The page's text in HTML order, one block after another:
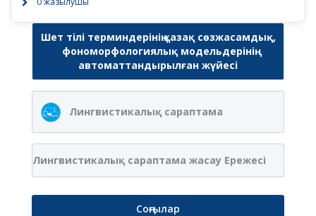
Шет тілі терминдерінің қазақ сөзжасамдық,
фономорфологиялық модельдерінің
автоматтандырылған жүйесі
Лингвистикалық сараптама
Лингвистикалық сараптама жасау Ережесі
Соңғылар